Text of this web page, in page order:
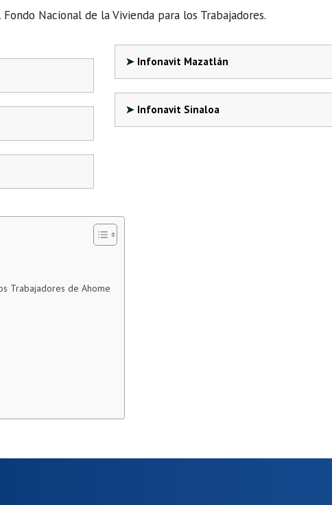
Nacional de la Vivienda para los Trabajadores.
Infonavit Mazatlán
Infonavit Sinaloa
Trabajadores de Ahome